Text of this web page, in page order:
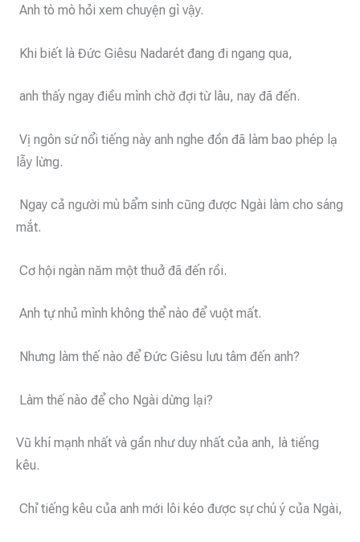
Anh tò mò hỏi xem chuyện gì vậy.
Khi biết là Đức Giêsu Nadarét đang đi ngang qua,
anh thấy ngay điều mình chờ đợi từ lâu, nay đã đến.
Vị ngôn sứ nổi tiếng này anh nghe đồn đã làm bao phép lạ
lẫy lừng.
Ngay cả người mù bẩm sinh cũng được Ngài làm cho sáng
mắt.
Cơ hội ngàn năm một thuở đã đến rồi.
Anh tự nhủ mình không thể nào để vuột mất.
Nhưng làm thế nào để Đức Giêsu lưu tâm đến anh?
Làm thế nào để cho Ngài dừng lại?
Vũ khí mạnh nhất và gần như duy nhất của anh, là tiếng
kêu.
Chỉ tiếng kêu của anh mới lôi kéo được sự chú ý của Ngài,